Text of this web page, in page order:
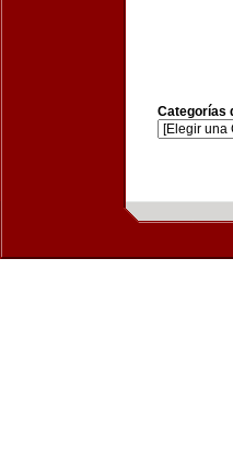
Categorías